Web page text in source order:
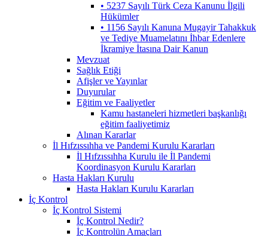
• 5237 Sayılı Türk Ceza Kanunu İlgili
Hükümler
• 1156 Sayılı Kanuna Mugayir Tahakkuk
ve Tediye Muamelatını İhbar Edenlere
İkramiye İtasına Dair Kanun
Mevzuat
Sağlık Etiği
Afişler ve Yayınlar
Duyurular
Eğitim ve Faaliyetler
Kamu hastaneleri hizmetleri başkanlığı
eğitim faaliyetimiz
Alınan Kararlar
İl Hıfzıssıhha ve Pandemi Kurulu Kararları
İl Hıfzıssıhha Kurulu ile İl Pandemi
Koordinasyon Kurulu Kararları
Hasta Hakları Kurulu
Hasta Hakları Kurulu Kararları
İç Kontrol
İç Kontrol Sistemi
İç Kontrol Nedir?
İç Kontrolün Amaçları